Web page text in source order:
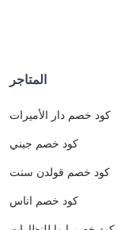
المتاجر
كود خصم دار الأميرات
كود خصم جيني
كود خصم قولدن سنت
كود خصم اناس